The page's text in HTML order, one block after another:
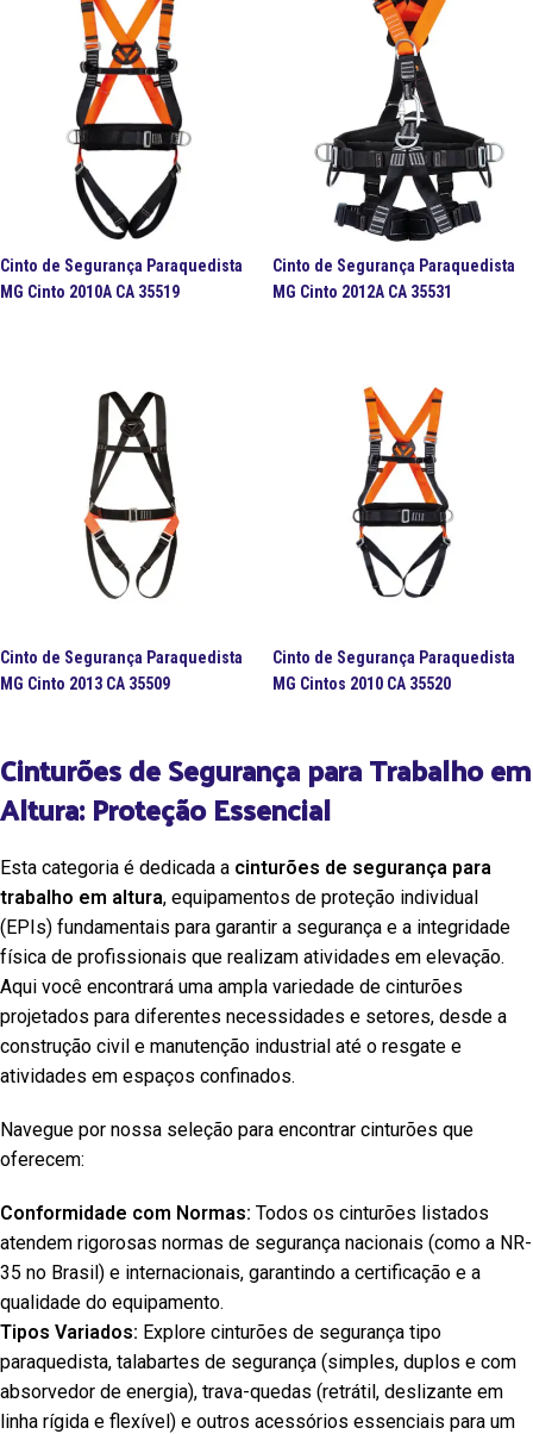
Cinto de Segurança Paraquedista
MG Cinto 2010A CA 35519
Cinto de Segurança Paraquedista
MG Cinto 2012A CA 35531
Cinto de Segurança Paraquedista
MG Cinto 2013 CA 35509
Cinto de Segurança Paraquedista
MG Cintos 2010 CA 35520
Cinturões de Segurança para Trabalho em
Altura: Proteção Essencial
Esta categoria é dedicada a cinturões de segurança para
trabalho em altura, equipamentos de proteção individual
(EPIs) fundamentais para garantir a segurança e a integridade
física de profissionais que realizam atividades em elevação.
Aqui você encontrará uma ampla variedade de cinturões
projetados para diferentes necessidades e setores, desde a
construção civil e manutenção industrial até o resgate e
atividades em espaços confinados.
Navegue por nossa seleção para encontrar cinturões que
oferecem:
Conformidade com Normas: Todos os cinturões listados
atendem rigorosas normas de segurança nacionais (como a NR-
35 no Brasil) e internacionais, garantindo a certificação e a
qualidade do equipamento.
Tipos Variados: Explore cinturões de segurança tipo
paraquedista, talabartes de segurança (simples, duplos e com
absorvedor de energia), trava-quedas (retrátil, deslizante em
linha rígida e flexível) e outros acessórios essenciais para um